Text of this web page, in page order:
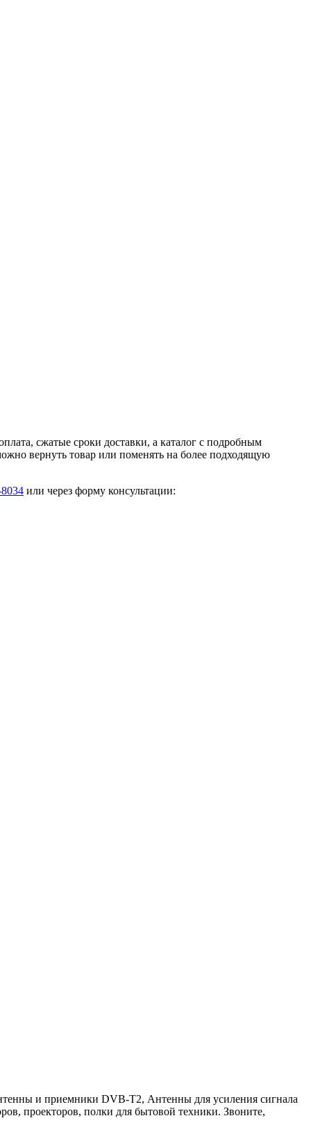
сжатые сроки доставки, а каталог с подробным
вернуть товар или поменять на более подходящую
или через форму консультации:
и приемники DVB-T2, Антенны для усиления сигнала
проекторов, полки для бытовой техники. Звоните,